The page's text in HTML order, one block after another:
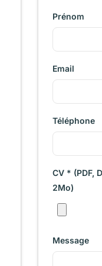
Prénom
Email
Téléphone
CV * (PDF,
2Mo)
Message